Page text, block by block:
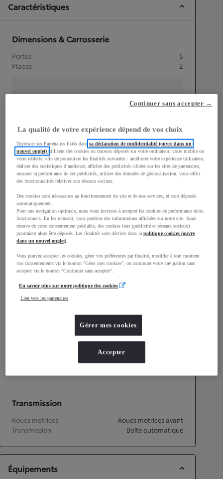
Caractéristiques
Dimensions & Carrosserie
Portes
5
Places
2
Longueur
4 053mm
Hauteur
1 440
Largeur
1 798 mm
Consommation mixte
Consommation mixte
Transmission
Roues motrices
Roues motrices avant
Transmission
Boîte automatique
Équipements
La qualité de votre expérience dépend de vos choix
Toyota et ses Partenaires listés danssa déclaration de confidentialité (ouvre dans un
nouvel onglet)utilisent des cookies ou traceurs déposés sur votre ordinateur, votre mobile ou
votre tablette, afin de poursuivre les finalités suivantes : améliorer votre expérience utilisateur,
réaliser des statistiques d’audience, afficher des publicités ciblées sur les sites de partenaires,
mesurer la performance de ces publicités, utiliser des données de géolocalisation, vous offrir
des fonctionnalités relatives aux réseaux sociaux.
Des cookies sont nécessaires au fonctionnement du site et de nos services, et sont déposés
automatiquement.
Pour une navigation optimale, nous vous invitons à accepter les cookies de performance et/ou
fonctionnels. En les refusant, vous perdriez des informations affichées sur notre site. Sous
réserve de votre consentement préalable, des cookies tiers (publicité et réseaux sociaux)
pourraient alors être déposés. Les finalités sont décrites dans lapolitique cookies (ouvre
dans un nouvel onglet).
Vous pouvez accepter les cookies, gérer vos préférences par finalité, modifier à tout moment
vos consentements via le bouton "Gérer mes cookies", ou continuer votre navigation sans
accepter via le bouton "Continuer sans accepter".
En savoir plus sur notre politique des cookies
Lien vers les partenaires
Gérer mes cookies
Continuer sans accepter →
Accepter